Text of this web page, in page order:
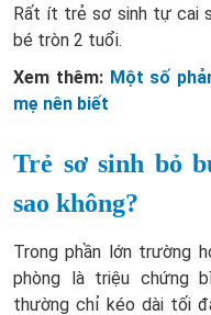
Rất ít trẻ sơ sinh tự cai
bé tròn 2 tuổi.
Xem thêm: Một số
mẹ nên biết
Trẻ sơ sinh bỏ
sao không?
Trong phần lớn trường
phòng là triệu chứng
thường chỉ kéo dài tối